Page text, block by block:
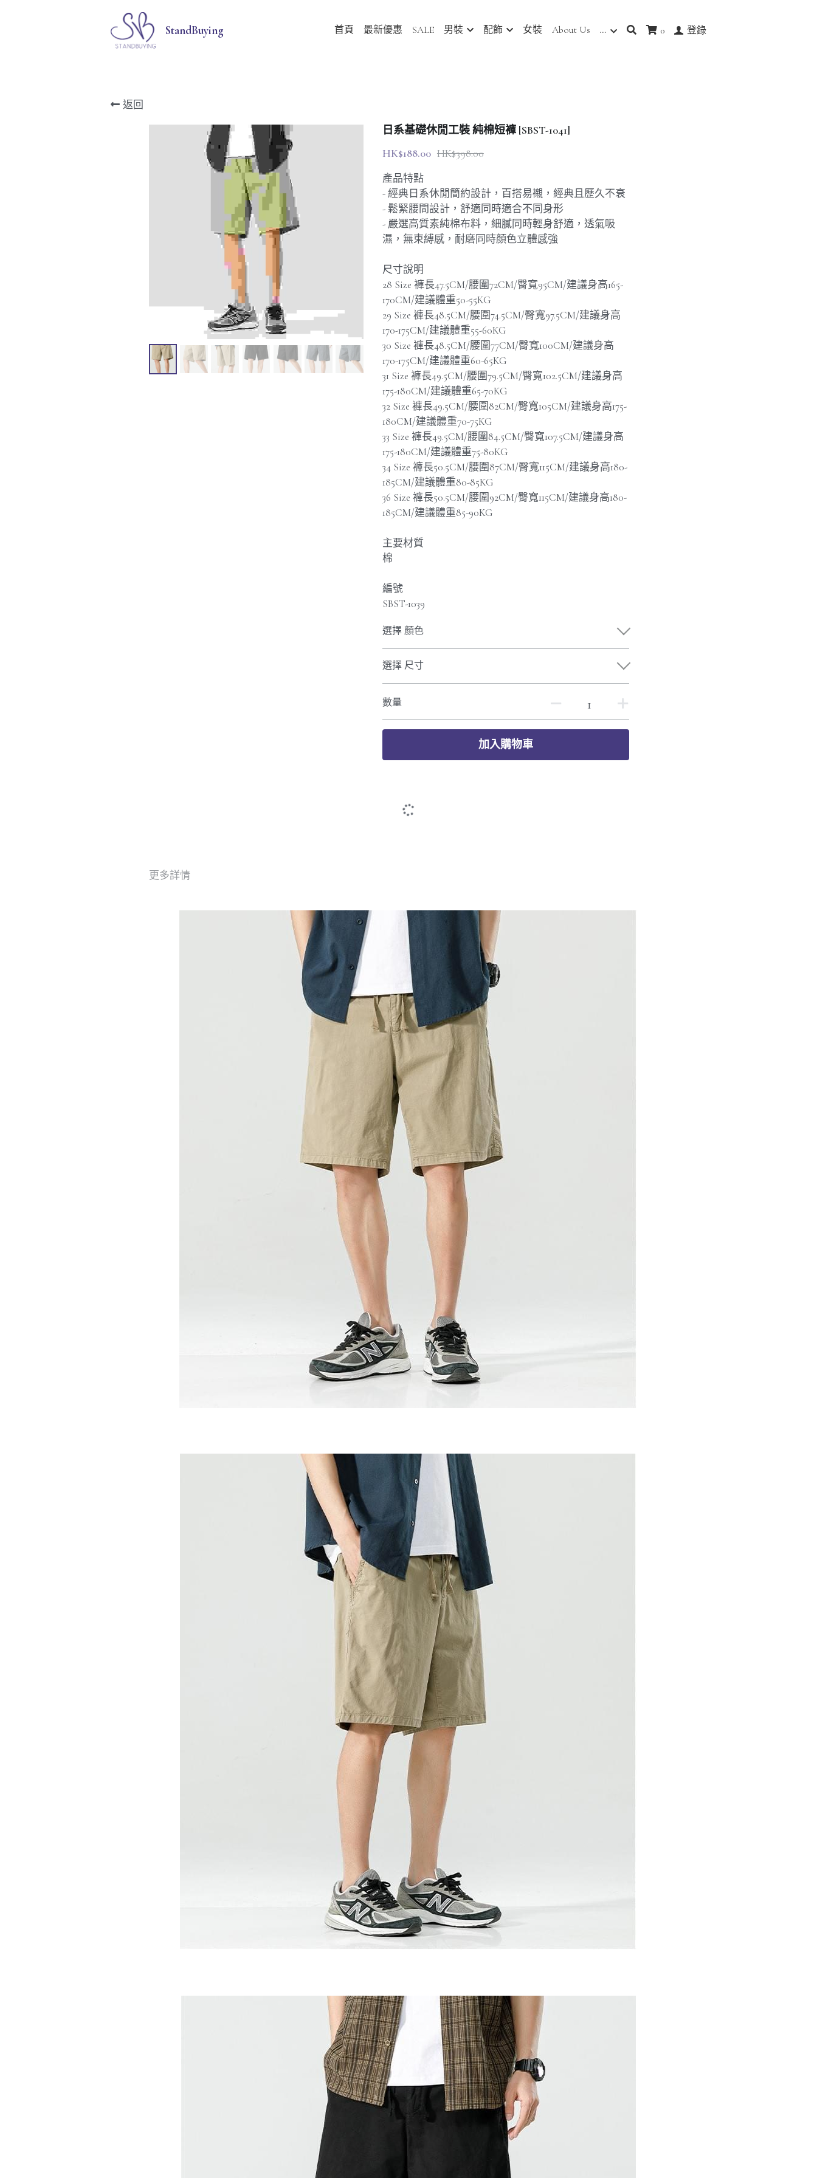
StandBuying 首頁 最新優惠 SALE 男裝 配飾 女裝 About Us … 0 登錄
返回
日系基礎休閒工裝 純棉短褲 [SBST-1041]
HK$188.00 HK$398.00
產品特點
- 經典日系休閒簡約設計，百搭易襯，經典且歷久不衰
- 鬆緊腰間設計，舒適同時適合不同身形
- 嚴選高質素純棉布料，細膩同時輕身舒適，透氣吸
濕，無束縛感，耐磨同時顏色立體感強
尺寸說明
28 Size 褲長47.5CM/腰圍72CM/臀寬95CM/建議身高165-
170CM/建議體重50-55KG
29 Size 褲長48.5CM/腰圍74.5CM/臀寬97.5CM/建議身高
170-175CM/建議體重55-60KG
30 Size 褲長48.5CM/腰圍77CM/臀寬100CM/建議身高
170-175CM/建議體重60-65KG
31 Size 褲長49.5CM/腰圍79.5CM/臀寬102.5CM/建議身高
175-180CM/建議體重65-70KG
32 Size 褲長49.5CM/腰圍82CM/臀寬105CM/建議身高175-
180CM/建議體重70-75KG
33 Size 褲長49.5CM/腰圍84.5CM/臀寬107.5CM/建議身高
175-180CM/建議體重75-80KG
34 Size 褲長50.5CM/腰圍87CM/臀寬115CM/建議身高180-
185CM/建議體重80-85KG
36 Size 褲長50.5CM/腰圍92CM/臀寬115CM/建議身高180-
185CM/建議體重85-90KG
主要材質
棉
編號
SBST-1039
選擇 顏色
選擇 尺寸
數量
加入購物車